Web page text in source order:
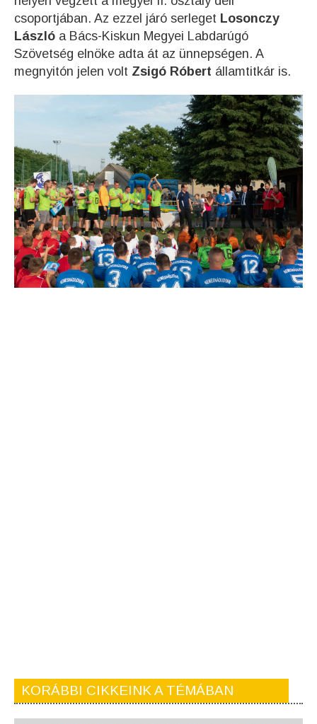
csoportjában. Az ezzel járó serleget Losonczy
László a Bács-Kiskun Megyei Labdarúgó
Szövetség elnöke adta át az ünnepségen. A
megnyitón jelen volt Zsigó Róbert államtitkár is.
KORÁBBI CIKKEINK A TÉMÁBAN